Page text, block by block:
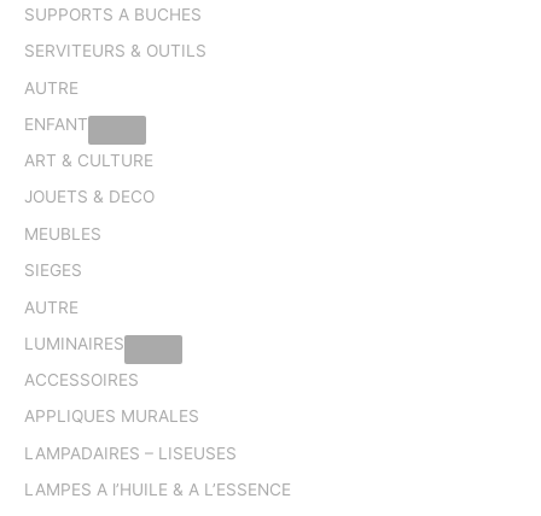
SUPPORTS A BUCHES
SERVITEURS & OUTILS
AUTRE
ENFANT
ART & CULTURE
JOUETS & DECO
MEUBLES
SIEGES
AUTRE
LUMINAIRES
ACCESSOIRES
APPLIQUES MURALES
LAMPADAIRES – LISEUSES
LAMPES A l’HUILE & A L’ESSENCE